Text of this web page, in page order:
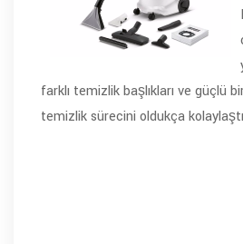
farklı temizlik başlıkları ve güçlü
temizlik sürecini oldukça